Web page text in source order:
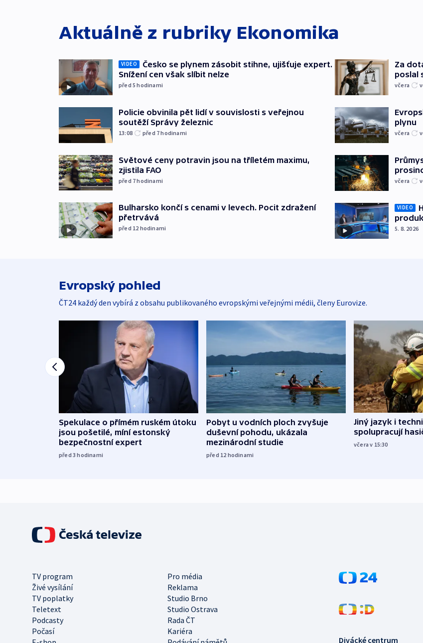
Aktuálně z rubriky Ekonomika
VIDEO
Česko se plynem zásobit stihne, ujišťuje expert.
Snížení cen však slíbit nelze
před 5hodinami
Policie obvinila pět lidí v souvislosti s veřejnou
soutěží Správy železnic
13:08 před 7hodinami
Světové ceny potravin jsou na tříletém maximu,
zjistila FAO
před 7hodinami
Bulharsko končí s cenami v levech. Pocit zdražení
přetrvává
před 12 hodinami
Za
poslal
včera
plynu
včera
včera
VIDEO
5. 8. 2026
Evropský pohled
ČT24 každý den vybírá z obsahu publikovaného evropskými veřejnými médii, členy Eurovize.
Spekulace o přímém ruském útoku
jsou pošetilé, míní estonský
bezpečnostní expert
před 3hodinami
Pobyt u vodních ploch zvyšuje
duševní pohodu, ukázala
mezinárodní studie
před 12 hodinami
Jiný jazyk i
spolupracují
včera v 15:30
TV program
Pro média
Živé vysílání
Reklama
TV poplatky
Studio Brno
Teletext
Studio Ostrava
Podcasty
Rada ČT
Počasí
Kariéra
Divácké centrum